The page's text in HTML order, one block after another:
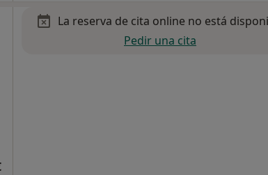
La reserva de cita online no está
Pedir una cita